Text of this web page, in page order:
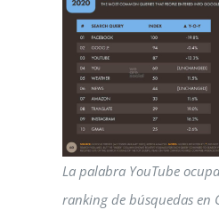
La palabra YouTube
ranking de búsquedas en